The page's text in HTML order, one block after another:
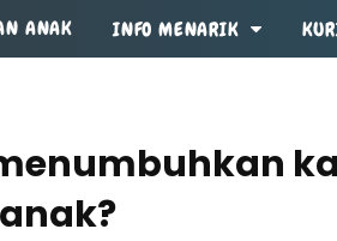
ANAK INFO MENARIK